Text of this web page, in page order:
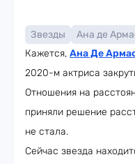
Звезды Ана де
Кажется, Ана Де
2020-м актриса
Отношения на
приняли решение
не стала.
Сейчас звезда